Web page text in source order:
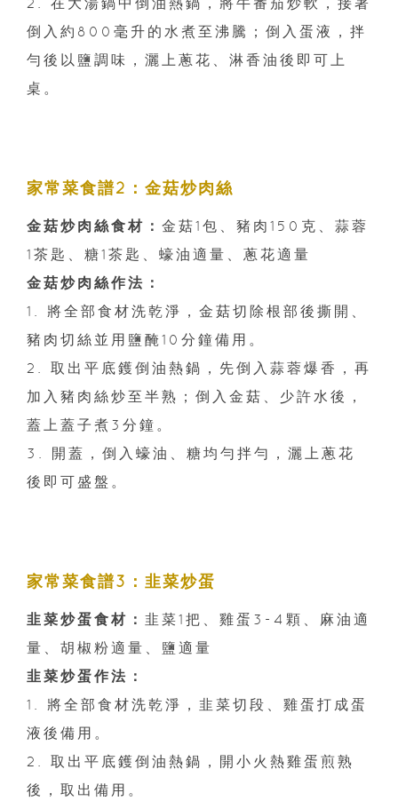
倒入約800毫升的水煮至沸騰；倒入蛋液，拌
勻後以鹽調味，灑上蔥花、淋香油後即可上
桌。
家常菜食譜2：金菇炒肉絲
金菇炒肉絲食材： 金菇1包、豬肉150克、蒜蓉
1茶匙、糖1茶匙、蠔油適量、蔥花適量
金菇炒肉絲作法：
1. 將全部食材洗乾淨，金菇切除根部後撕開、
豬肉切絲並用鹽醃10分鐘備用。
2. 取出平底鑊倒油熱鍋，先倒入蒜蓉爆香，再
加入豬肉絲炒至半熟；倒入金菇、少許水後，
蓋上蓋子煮3分鐘。
3. 開蓋，倒入蠔油、糖均勻拌勻，灑上蔥花
後即可盛盤。
家常菜食譜3：韭菜炒蛋
韭菜炒蛋食材： 韭菜1把、雞蛋3-4顆、麻油適
量、胡椒粉適量、鹽適量
韭菜炒蛋作法：
1. 將全部食材洗乾淨，韭菜切段、雞蛋打成蛋
液後備用。
2. 取出平底鑊倒油熱鍋，開小火熱雞蛋煎熟
後，取出備用。